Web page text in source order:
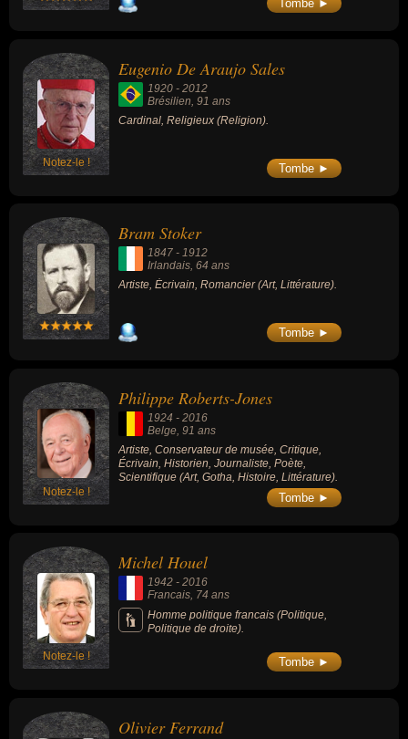
Tombe ►
Notez-le !
Eugenio De Araujo Sales
1920 - 2012
Brésilien , 91 ans
Cardinal, Religieux (Religion).
Tombe ►
Bram Stoker
1847 - 1912
Irlandais, 64 ans
Artiste, Écrivain, Romancier (Art, Littérature).
Tombe ►
Notez-le !
Philippe Roberts-Jones
1924 - 2016
Belge, 91 ans
Artiste, Conservateur de musée, Critique,
Écrivain, Historien, Journaliste, Poète,
Scientifique (Art, Gotha, Histoire, Littérature).
Tombe ►
Notez-le !
Michel Houel
1942 - 2016
Francais, 74 ans
Homme politique francais (Politique,
Politique de droite).
Tombe ►
Olivier Ferrand